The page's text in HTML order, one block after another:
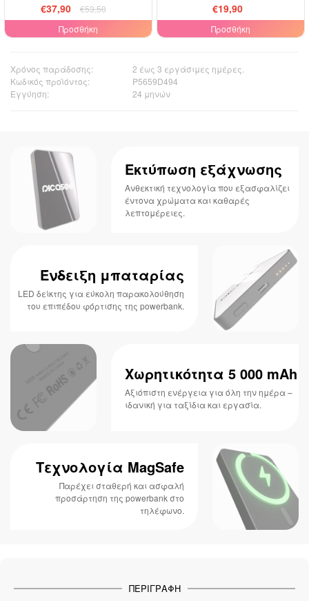
€37,90
€53,50
Προσθήκη
€19,90
Προσθήκη
Χρόνος παράδοσης:
2 έως 3 εργάσιμες ημέρες.
Κωδικός προϊόντος:
P5659D494
Εγγύηση:
24 μηνών
Εκτύπωση εξάχνωσης
Ανθεκτική τεχνολογία που εξασφαλίζει
έντονα χρώματα και καθαρές
λεπτομέρειες.
Ένδειξη μπαταρίας
LED δείκτης για εύκολη παρακολούθηση
του επιπέδου φόρτισης της powerbank.
Χωρητικότητα 5 000 mAh
Αξιόπιστη ενέργεια για όλη την ημέρα –
ιδανική για ταξίδια και εργασία.
Τεχνολογία MagSafe
Παρέχει σταθερή και ασφαλή
προσάρτηση της powerbank στο
τηλέφωνο.
ΠΕΡΙΓΡΑΦΉ